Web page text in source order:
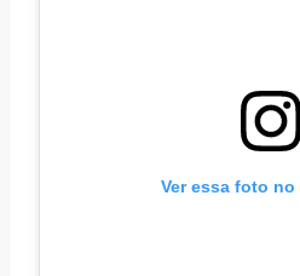
Ver essa foto no